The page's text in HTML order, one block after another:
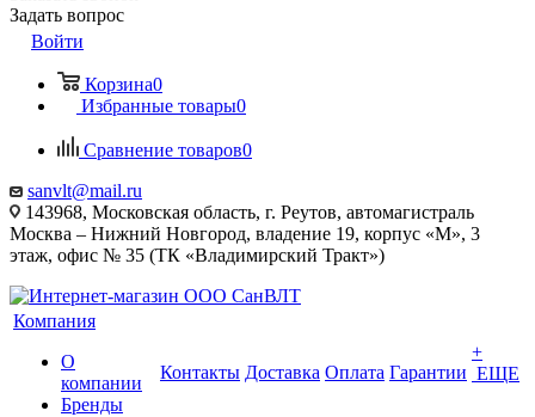
Задать вопрос
Войти
Корзина0
Избранные товары0
Сравнение товаров0
sanvlt@mail.ru
143968, Московская область, г. Реутов, автомагистраль
Москва – Нижний Новгород, владение 19, корпус «М», 3
этаж, офис № 35 (ТК «Владимирский Тракт»)
Компания
О
компании
Бренды
Контакты Доставка Оплата Гарантии
+
ЕЩЕ